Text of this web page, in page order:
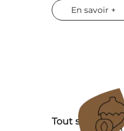
En savoir +
Tout savoir sur :